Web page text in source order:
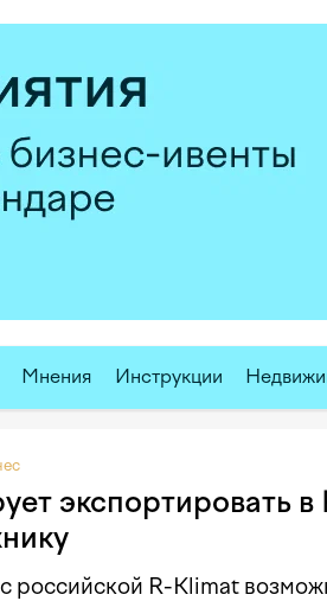
Мнения Инструкции
экспортировать
российской R-Klimat